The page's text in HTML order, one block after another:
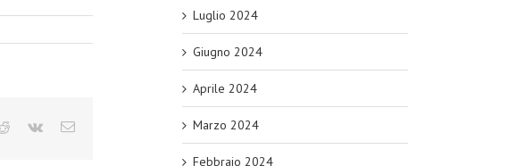
Luglio 2024
Giugno 2024
Aprile 2024
Marzo 2024
Febbraio 2024